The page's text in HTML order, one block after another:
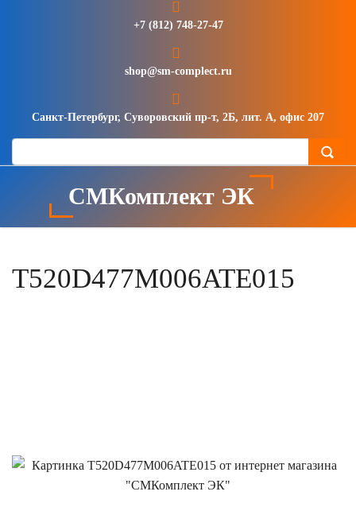
+7 (812) 748-27-47
shop@sm-complect.ru
Санкт-Петербург, Суворовский пр-т, 2Б, лит. А, офис 207
СМКомплект ЭК
T520D477M006ATE015